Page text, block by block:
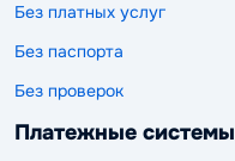
Без платных услуг
Без паспорта
Без проверок
Платежные системы